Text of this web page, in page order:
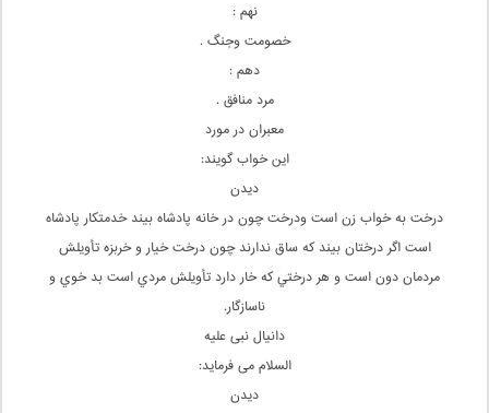
نهم :
خصومت وجنگ .
دهم :
مرد منافق .
معبران در مورد
این خواب گویند:
ديدن
درخت به خواب زن است ودرخت چون در خانه پادشاه بيند خدمتکار پادشاه
است اگر درختان بيند که ساق ندارند چون درخت خيار و خربزه تأويلش
مردمان دون است و هر درختي که خار دارد تأويلش مردي است بد خوي و
ناسازگار.
دانیال نبی علیه
السلام می فرماید:
ديدن